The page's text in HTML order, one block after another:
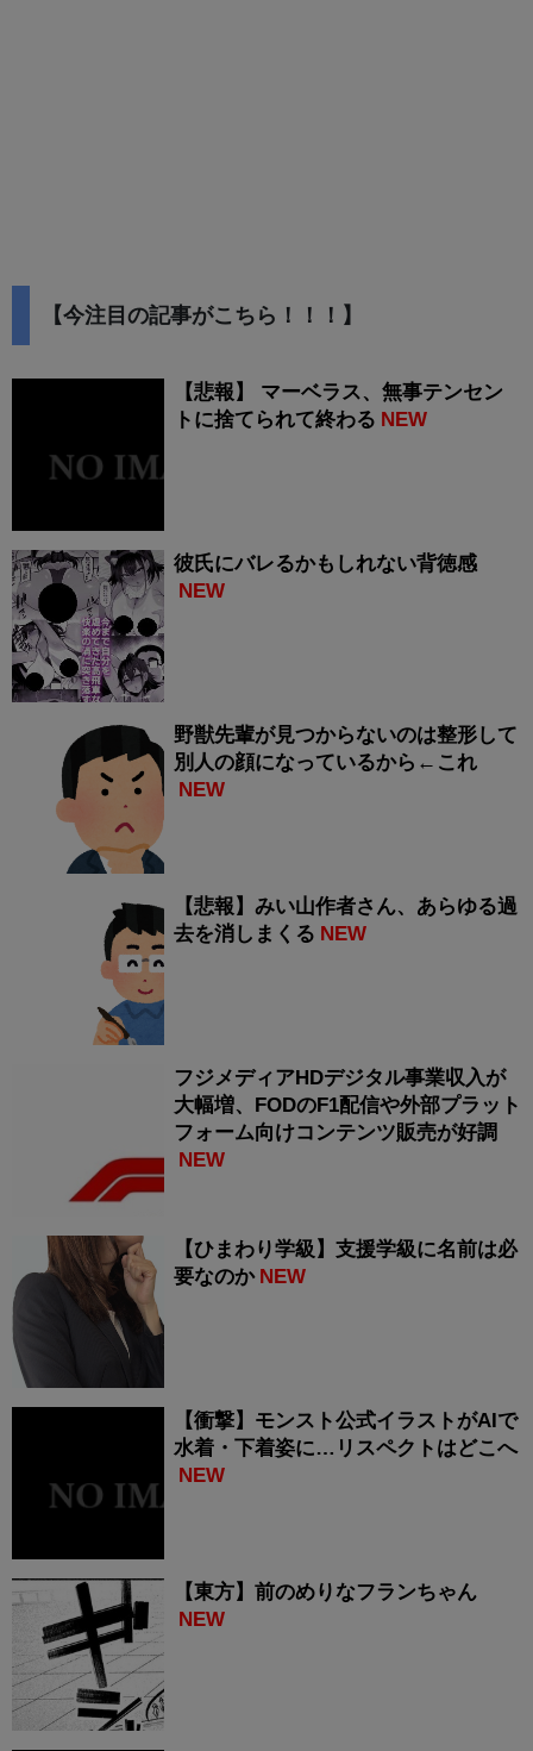
【今注目の記事がこちら！！！】
【悲報】 マーベラス、無事テンセン
トに捨てられて終わる NEW
彼氏にバレるかもしれない背徳感
NEW
野獣先輩が見つからないのは整形して
別人の顔になっているから←これ
NEW
【悲報】みい山作者さん、あらゆる過
去を消しまくる NEW
フジメディアHDデジタル事業収入が
大幅増、FODのF1配信や外部プラット
フォーム向けコンテンツ販売が好調
NEW
【ひまわり学級】支援学級に名前は必
要なのか NEW
【衝撃】モンスト公式イラストがAIで
水着・下着姿に…リスペクトはどこへ
NEW
【東方】前のめりなフランちゃん
NEW